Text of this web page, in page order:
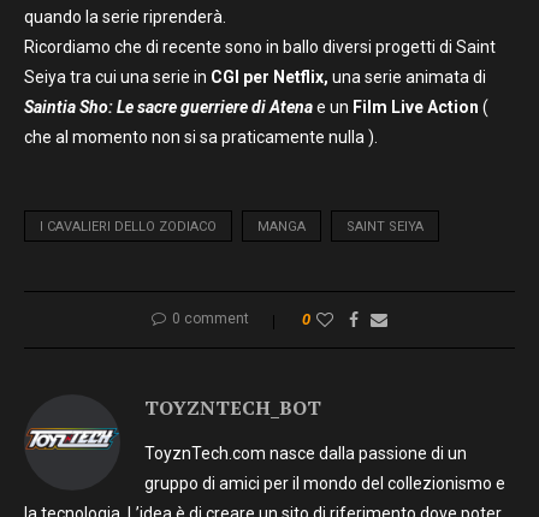
quando la serie riprenderà.
Ricordiamo che di recente sono in ballo diversi progetti di Saint
Seiya tra cui una serie in CGI per Netflix, una serie animata di
Saintia Sho: Le sacre guerriere di Atenae un Film Live Action (
che al momento non si sa praticamente nulla ).
I CAVALIERI DELLO ZODIACO MANGA SAINT SEIYA
0 comment 0
TOYZNTECH_BOT
ToyznTech.com nasce dalla passione di un
gruppo di amici per il mondo del collezionismo e
la tecnologia. L’idea è di creare un sito di riferimento dove poter